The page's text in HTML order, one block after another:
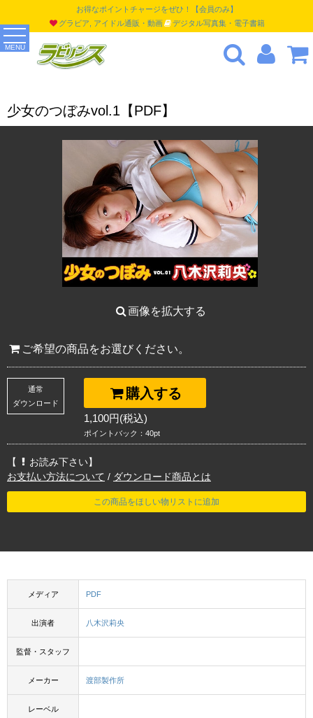
MENU
お得なポイントチャージをぜひ！【会員のみ】
グラビア, アイドル通販・動画
デジタル写真集・電子書籍
少女のつぼみvol.1【PDF】
画像を拡大する
ご希望の商品をお選びください。
購入する
通常
ダウンロード
1,100円(税込)
ポイントバック：40pt
【
お読み下さい】
お支払い方法について / ダウンロード商品とは
この商品をほしい物リストに追加
メディア PDF
出演者 八木沢莉央
監督・スタッフ
メーカー 渡部製作所
レーベル